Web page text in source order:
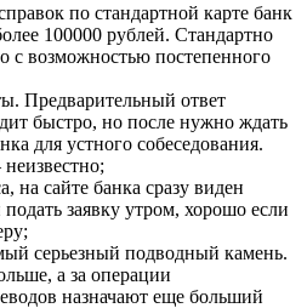
по стандартной карте банк
100000 рублей. Стандартно
с возможностью постепенного
Предварительный ответ
быстро, но после нужно ждать
для устного собеседования.
на сайте банка сразу виден
заявку утром, хорошо если
серьезный подводный камень.
а за операции
назначают еще больший